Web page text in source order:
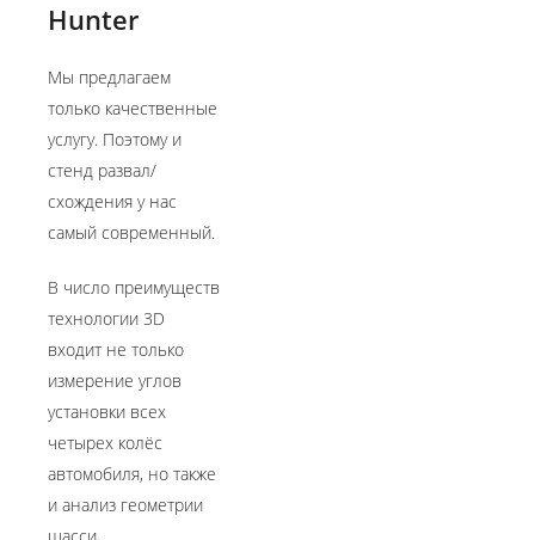
Hunter
Мы предлагаем
только качественные
услугу. Поэтому и
стенд развал/
схождения у нас
самый современный.
В число преимуществ
технологии 3D
входит не только
измерение углов
установки всех
четырех колёс
автомобиля, но также
и анализ геометрии